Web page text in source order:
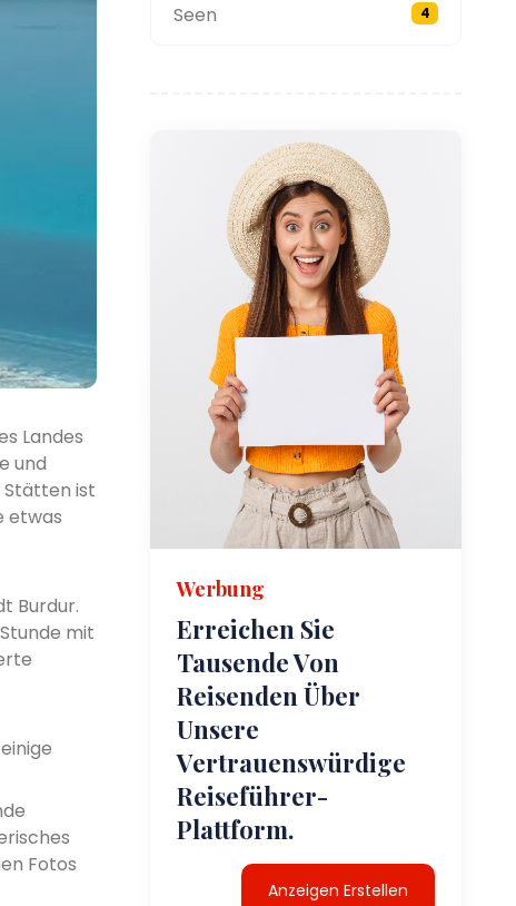
Landes
und
Stätten ist
etwas
Burdur.
mit
Fotos
Seen 4
Werbung
Erreichen Sie
Tausende Von
Reisenden Über
Unsere
Vertrauenswürdige
Reiseführer-
Plattform.
Anzeigen Erstellen